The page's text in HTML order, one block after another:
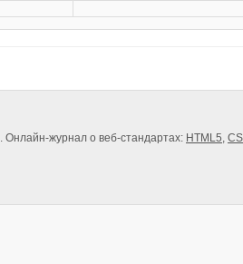
. Онлайн-журнал о веб-стандартах: HTML5,